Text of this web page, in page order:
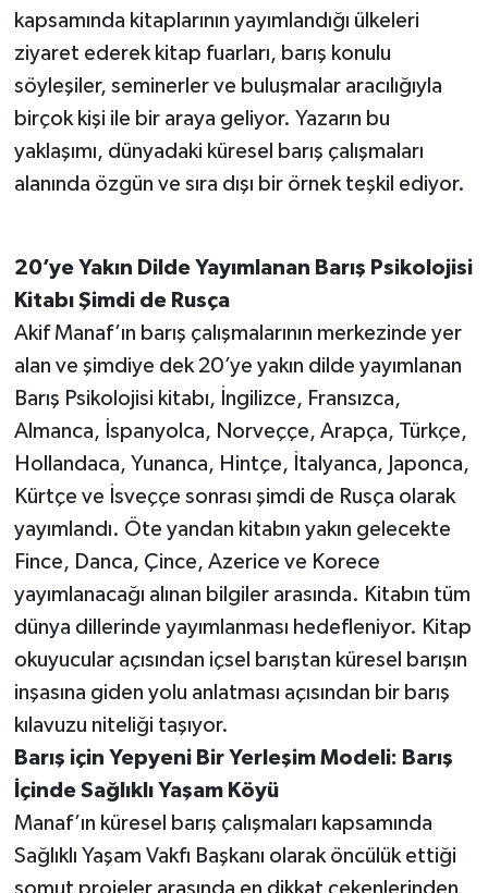
kapsamında kitaplarının yayımlandığı ülkeleri
ziyaret ederek kitap fuarları, barış konulu
söyleşiler, seminerler ve buluşmalar aracılığıyla
birçok kişi ile bir araya geliyor. Yazarın bu
yaklaşımı, dünyadaki küresel barış çalışmaları
alanında özgün ve sıra dışı bir örnek teşkil ediyor.
20’ye Yakın Dilde Yayımlanan Barış Psikolojisi
Kitabı Şimdi de Rusça
Akif Manaf’ın barış çalışmalarının merkezinde yer
alan ve şimdiye dek 20’ye yakın dilde yayımlanan
Barış Psikolojisi kitabı, İngilizce, Fransızca,
Almanca, İspanyolca, Norveççe, Arapça, Türkçe,
Hollandaca, Yunanca, Hintçe, İtalyanca, Japonca,
Kürtçe ve İsveççe sonrası şimdi de Rusça olarak
yayımlandı. Öte yandan kitabın yakın gelecekte
Fince, Danca, Çince, Azerice ve Korece
yayımlanacağı alınan bilgiler arasında. Kitabın tüm
dünya dillerinde yayımlanması hedefleniyor. Kitap
okuyucular açısından içsel barıştan küresel barışın
inşasına giden yolu anlatması açısından bir barış
kılavuzu niteliği taşıyor.
Barış için Yepyeni Bir Yerleşim Modeli: Barış
İçinde Sağlıklı Yaşam Köyü
Manaf’ın küresel barış çalışmaları kapsamında
Sağlıklı Yaşam Vakfı Başkanı olarak öncülük ettiği